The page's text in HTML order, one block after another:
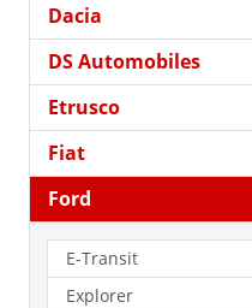
Dacia
DS Automobiles
Etrusco
Fiat
Ford
E-Transit
Explorer